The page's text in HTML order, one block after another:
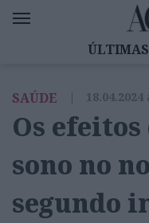
ÚLTIMAS
EMOÇÕES
DIZ QUEM SABE
SAÚDE | 18.04.2024
Os
sono no
segundo